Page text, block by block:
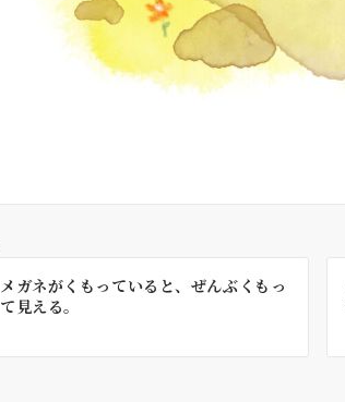
メガネがくもっていると、ぜんぶくもっ
て見える。